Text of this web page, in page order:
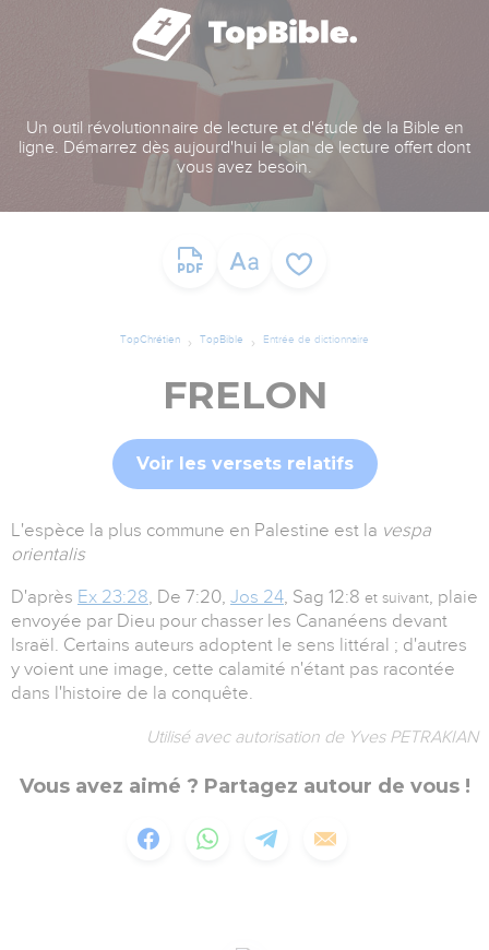
Un outil révolutionnaire de lecture et d'étude de la Bible en
ligne. Démarrez dès aujourd'hui le plan de lecture offert dont
vous avez besoin.
TopChrétien TopBible Entrée de dictionnaire
FRELON
Voir les versets relatifs
L'espèce la plus commune en Palestine est la vespa
orientalis
D'après Ex 23:28, De 7:20, Jos 24, Sag 12:8 et suivant, plaie
envoyée par Dieu pour chasser les Cananéens devant
Israël. Certains auteurs adoptent le sens littéral ; d'autres
y voient une image, cette calamité n'étant pas racontée
dans l'histoire de la conquête.
Utilisé avec autorisation de Yves PETRAKIAN
Vous avez aimé ? Partagez autour de vous !